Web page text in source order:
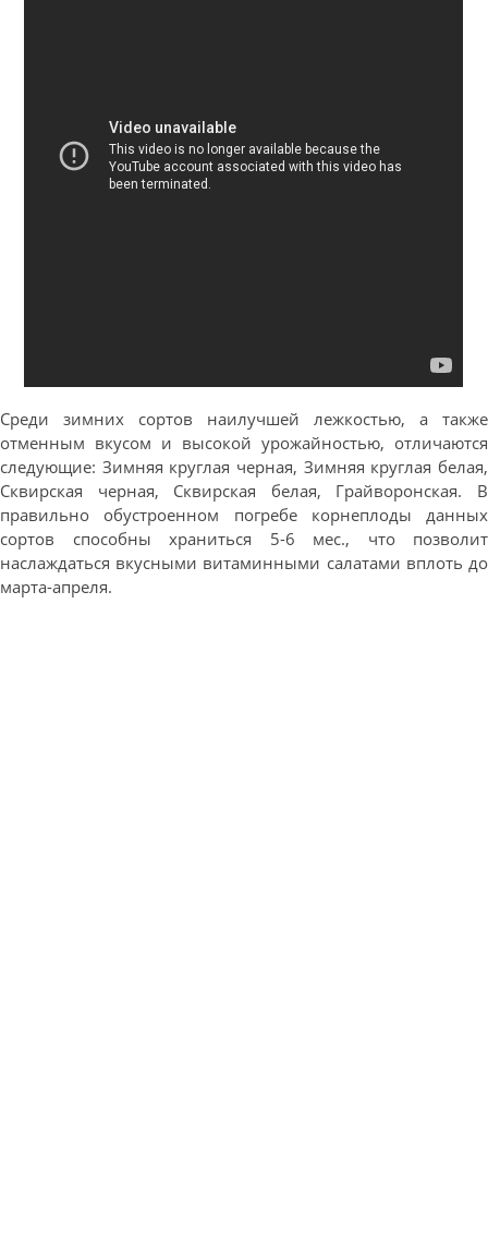
Среди зимних сортов наилучшей лежкостью, а также
отменным вкусом и высокой урожайностью, отличаются
следующие: Зимняя круглая черная, Зимняя круглая белая,
Сквирская черная, Сквирская белая, Грайворонская. В
правильно обустроенном погребе корнеплоды данных
сортов способны храниться 5-6 мес., что позволит
наслаждаться вкусными витаминными салатами вплоть до
марта-апреля.